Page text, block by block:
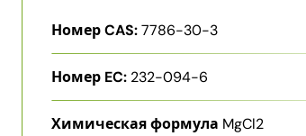
Номер CAS:7786-30-3
Номер EC: 232-094-6
Химическая формула MgCl2